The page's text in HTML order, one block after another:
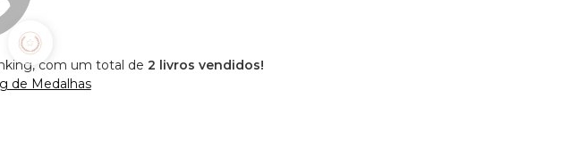
com um total de 2 livros vendidos!
de Medalhas